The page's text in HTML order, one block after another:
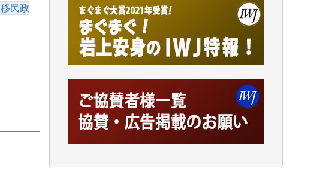
移民政
お役立てください。（H.O.様）
今日、僅かですがカンパしました。（T.M.
様）
機を乗り切るには到底及ばない額ですが病気
の妻を抱えている私にとっては精一杯のカン
パです。
かねてよりIWJが発してきた膨大な取材記事
や解説記事、そして各界の方々とのインタビ